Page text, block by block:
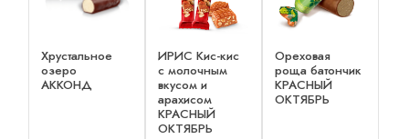
Хрустальное
озеро
АККОНД
ИРИС Кис-кис
с молочным
вкусом и
арахисом
КРАСНЫЙ
ОКТЯБРЬ
Ореховая
роща батончик
КРАСНЫЙ
ОКТЯБРЬ